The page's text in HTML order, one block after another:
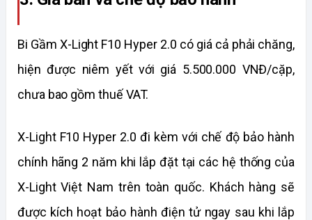
Bi Gầm X-Light F10 Hyper 2.0 có giá cả phải chăng,
hiện được niêm yết với giá 5.500.000 VNĐ/cặp,
chưa bao gồm thuế VAT.
X-Light F10 Hyper 2.0 đi kèm với chế độ bảo hành
chính hãng 2 năm khi lắp đặt tại các hệ thống của
X-Light Việt Nam trên toàn quốc. Khách hàng sẽ
được kích hoạt bảo hành điện tử ngay sau khi lắp